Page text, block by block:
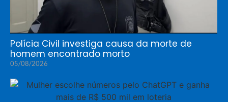
Polícia Civil investiga causa da morte de
homem encontrado morto
05/08/2026